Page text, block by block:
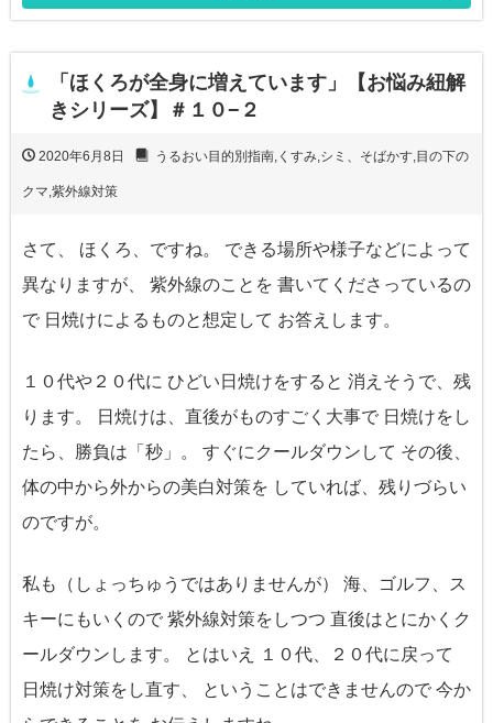
「ほくろが全身に増えています」【お悩み紐解
きシリーズ】＃１０−２
2020年6月8日 うるおい目的別指南 くすみ シミ、そばかす 目の下の
クマ 紫外線対策
さて、 ほくろ、ですね。 できる場所や様子などによって
異なりますが、 紫外線のことを 書いてくださっているの
で 日焼けによるものと想定して お答えします。
１０代や２０代に ひどい日焼けをすると 消えそうで、残
ります。 日焼けは、直後がものすごく大事で 日焼けをし
たら、勝負は「秒」。 すぐにクールダウンして その後、
体の中から外からの美白対策を していれば、残りづらい
のですが。
私も（しょっちゅうではありませんが） 海、ゴルフ、ス
キーにもいくので 紫外線対策をしつつ 直後はとにかくク
ールダウンします。 とはいえ １０代、２０代に戻って
日焼け対策をし直す、 ということはできませんので 今か